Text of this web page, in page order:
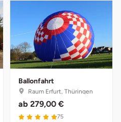
Ballonfahrt
Raum Erfurt, Thüringen
ab 279,00 €
4.9 von 5
75